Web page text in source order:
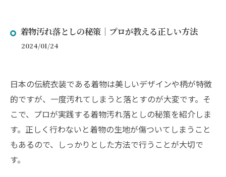
着物汚れ落としの秘策｜プロが教える正しい方法
2024/01/24
日本の伝統衣装である着物は美しいデザインや柄が特徴
的ですが、一度汚れてしまうと落とすのが大変です。そ
こで、プロが実践する着物汚れ落としの秘策を紹介しま
す。正しく行わないと着物の生地が傷ついてしまうこと
もあるので、しっかりとした方法で行うことが大切で
す。